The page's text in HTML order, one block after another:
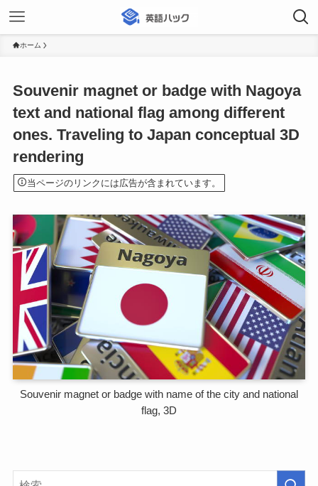
ホーム
Souvenir magnet or badge with Nagoya
text and national flag among different
ones. Traveling to Japan conceptual 3D
rendering
当ページのリンクには広告が含まれています。
Souvenir magnet or badge with name of the city and national
flag, 3D